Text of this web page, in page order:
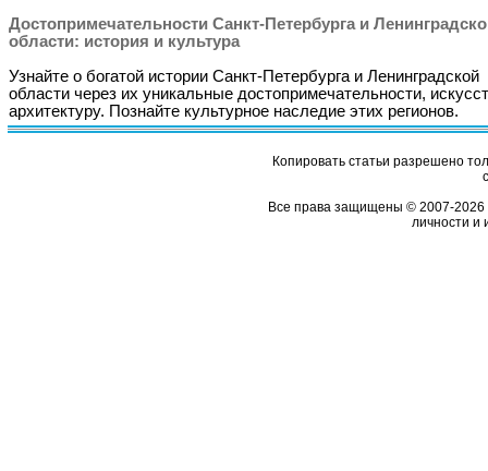
Достопримечательности Санкт-Петербурга и
области: история и культура
Узнайте о богатой истории Санкт-Петербурга и Ленинградской
области через их уникальные достопримечательности,
архитектуру. Познайте культурное наследие этих регионов.
Копировать статьи разрешено
Все права защищены © 2007-2026
личности и